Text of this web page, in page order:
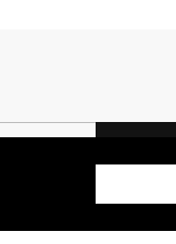
email, телефон) для